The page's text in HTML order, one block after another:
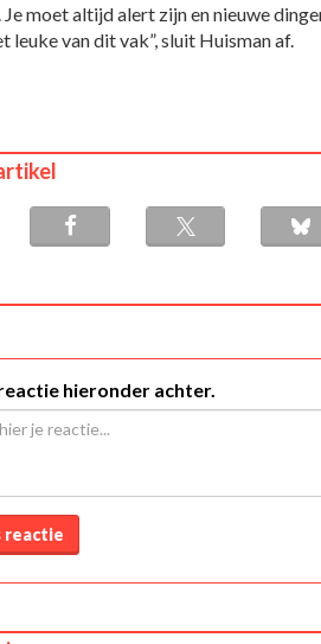
moet altijd alert zijn en nieuwe
leuke van dit vak”, sluit Huisman af.
hieronder achter.
reactie